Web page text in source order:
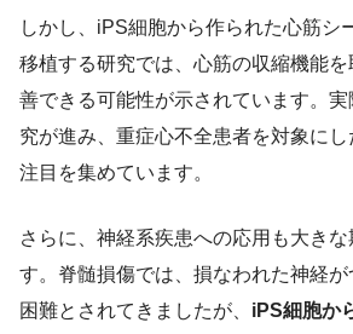
しかし、iPS細胞から作られた心筋シ
移植する研究では、心筋の収縮機能
善できる可能性が示されています。
究が進み、重症心不全患者を対象に
注目を集めています。
さらに、神経系疾患への応用も大きな
す。脊髄損傷では、損なわれた神経
困難とされてきましたが、 iPS細胞か